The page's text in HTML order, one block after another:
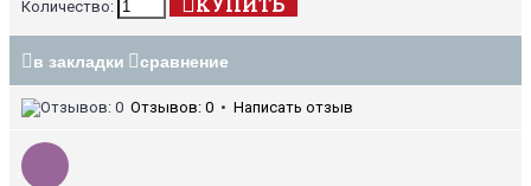
Количество:
в закладки сравнение
Отзывов: 0 • Написать отзыв